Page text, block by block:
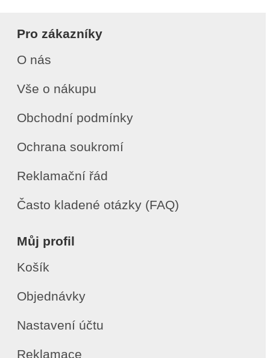
Pro zákazníky
O nás
Vše o nákupu
Obchodní podmínky
Ochrana soukromí
Reklamační řád
Často kladené otázky (FAQ)
Můj profil
Košík
Objednávky
Nastavení účtu
Reklamace